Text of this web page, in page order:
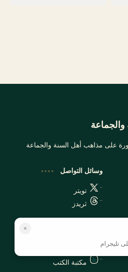
تليجرام
على مذاهب أهل السنة والجماعة
وسائل التواصل
تويتر
ثريدز
مكتبة الكتب